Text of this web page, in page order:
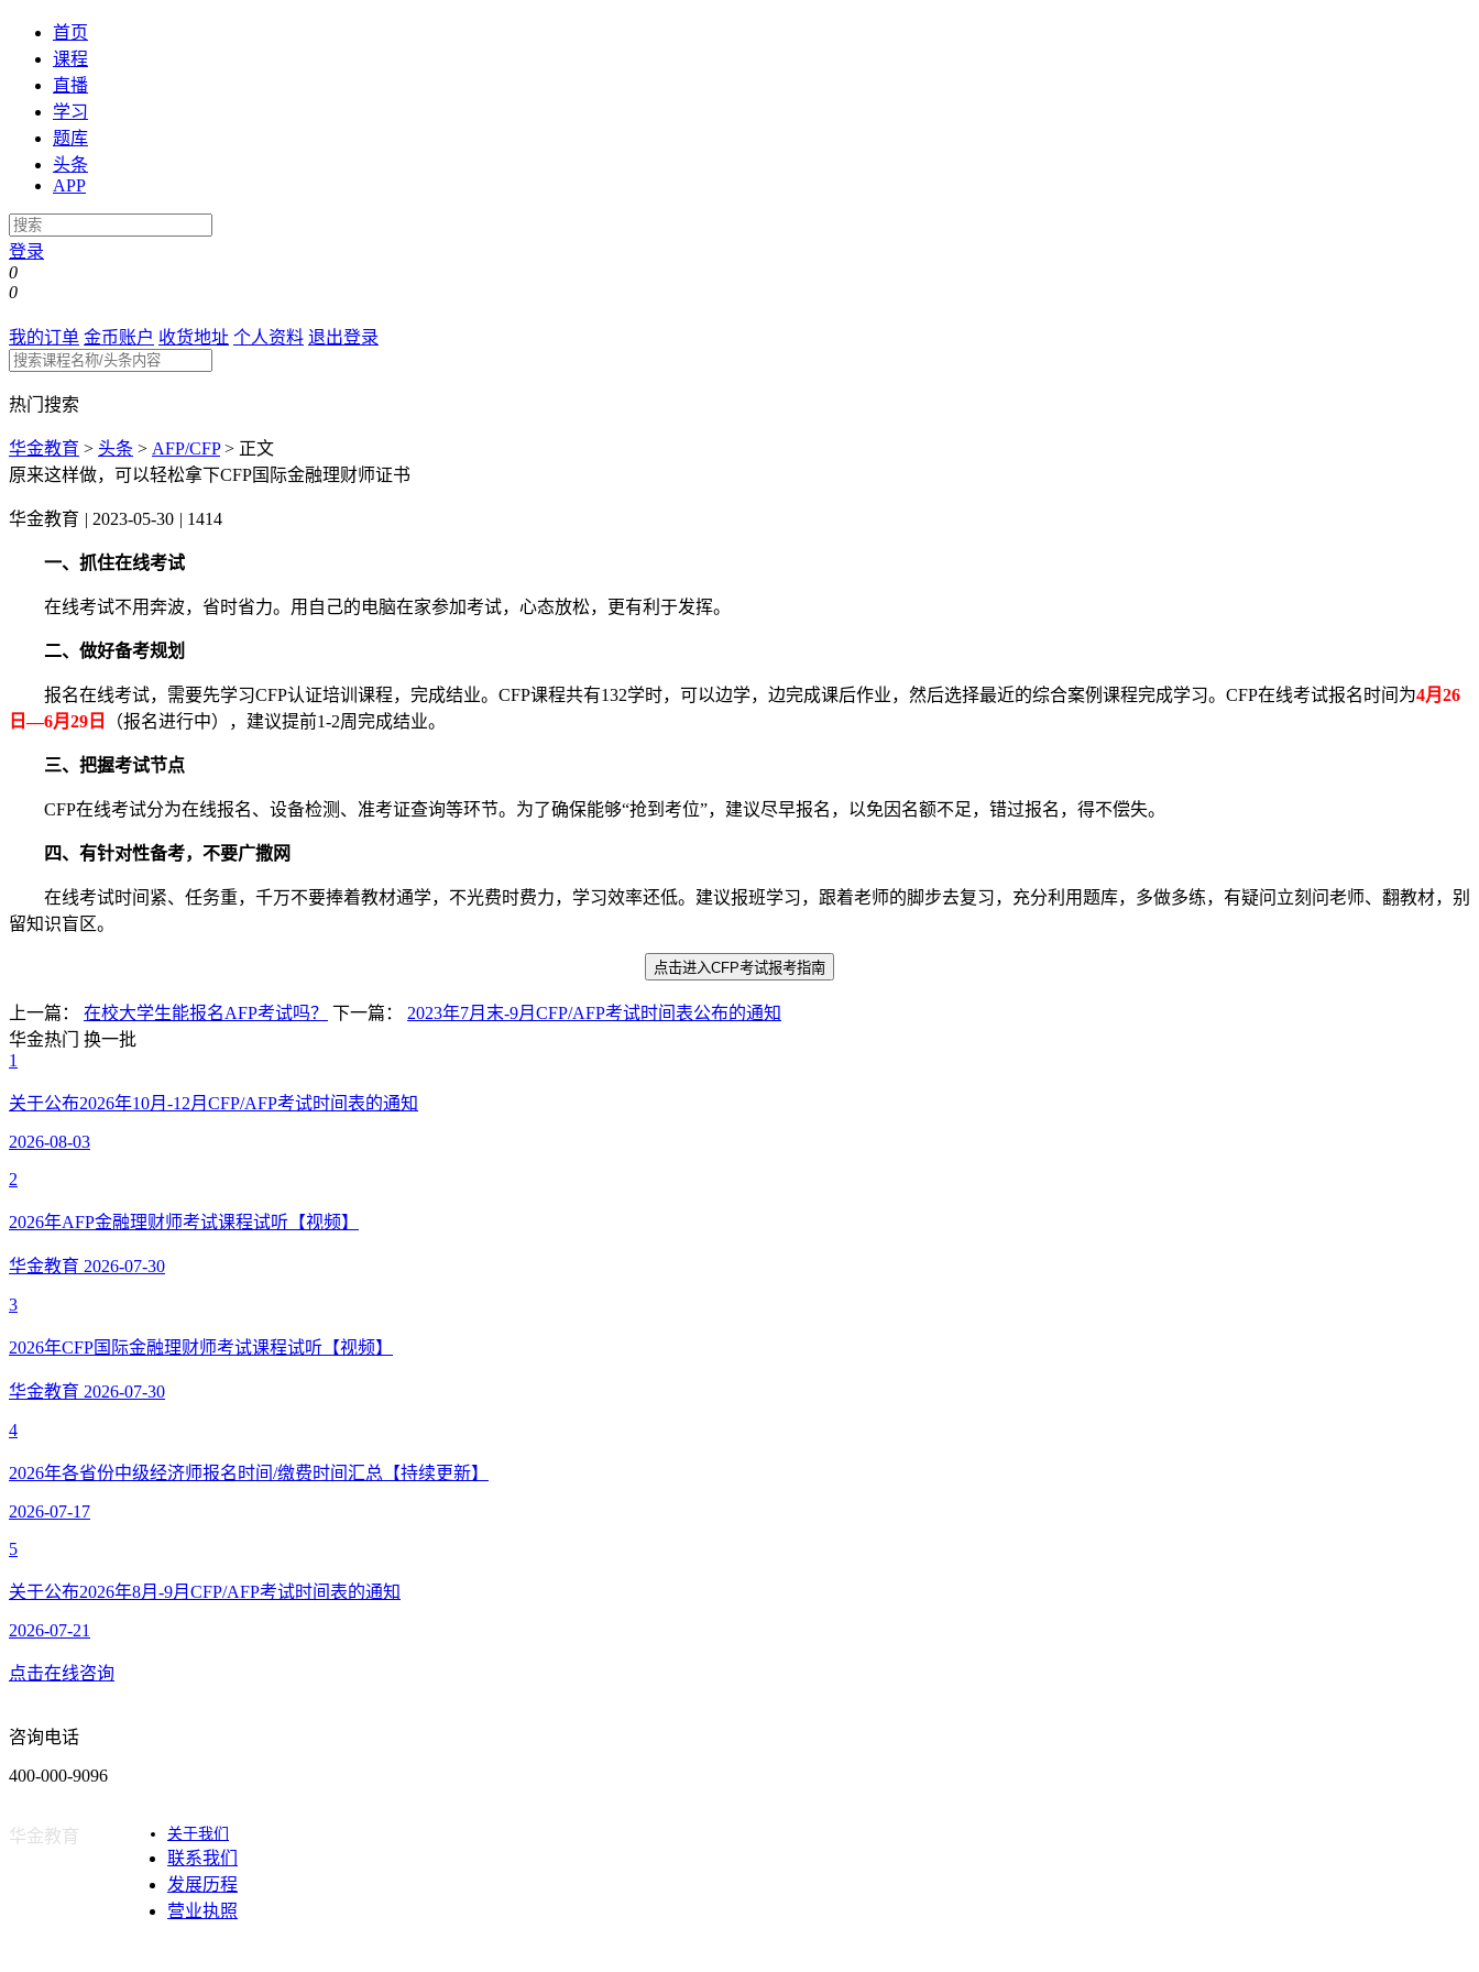
首页
课程
直播
学习
题库
头条
APP
登录
0
0
我的订单 金币账户 收货地址 个人资料 退出登录
热门搜索
华金教育 > 头条 > AFP/CFP> 正文
原来这样做，可以轻松拿下CFP国际金融理财师证书
华金教育 | 2023-05-30 | 1414
一、抓住在线考试
在线考试不用奔波，省时省力。用自己的电脑在家参加考试，心态放松，更有利于发挥。
二、做好备考规划
报名在线考试，需要先学习CFP认证培训课程，完成结业。CFP课程共有132学时，可以边学，边完成课后作业，然后选择最近的综合案例课程完成学习。CFP在线考试报名时间为4月26
日—6月29日
（报名进行中），建议提前1-2周完成结业。
三、把握考试节点
CFP在线考试分为在线报名、设备检测、准考证查询等环节。为了确保能够“抢到考位”，建议尽早报名，以免因名额不足，错过报名，得不偿失。
四、有针对性备考，不要广撒网
在线考试时间紧、任务重，千万不要捧着教材通学，不光费时费力，学习效率还低。建议报班学习，跟着老师的脚步去复习，充分利用题库，多做多练，有疑问立刻问老师、翻教材，别
留知识盲区。
点击进入CFP考试报考指南
上一篇： 在校大学生能报名AFP考试吗？ 下一篇： 2023年7月末-9月CFP/AFP考试时间表公布的通知
华金热门
换一批
1
关于公布2026年10月-12月CFP/AFP考试时间表的通知
2026-08-03
2
2026年AFP金融理财师考试课程试听【视频】
华金教育 2026-07-30
3
2026年CFP国际金融理财师考试课程试听【视频】
华金教育 2026-07-30
4
2026年各省份中级经济师报名时间/缴费时间汇总【持续更新】
2026-07-17
5
关于公布2026年8月-9月CFP/AFP考试时间表的通知
2026-07-21
点击在线咨询
咨询电话
400-000-9096
华金教育 关于我们
联系我们
发展历程
营业执照